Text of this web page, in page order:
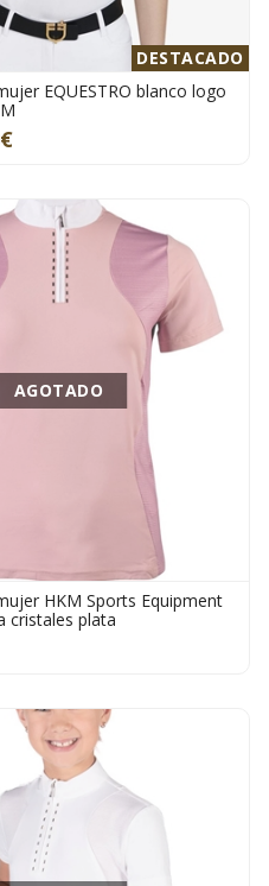
DESTACADO
EQUESTRO blanco logo
AGOTADO
HKM Sports Equipment
cristales plata